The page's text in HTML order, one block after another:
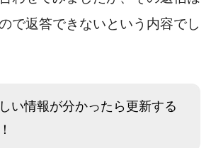
で返答できないという内容でし
い情報が分かったら更新する